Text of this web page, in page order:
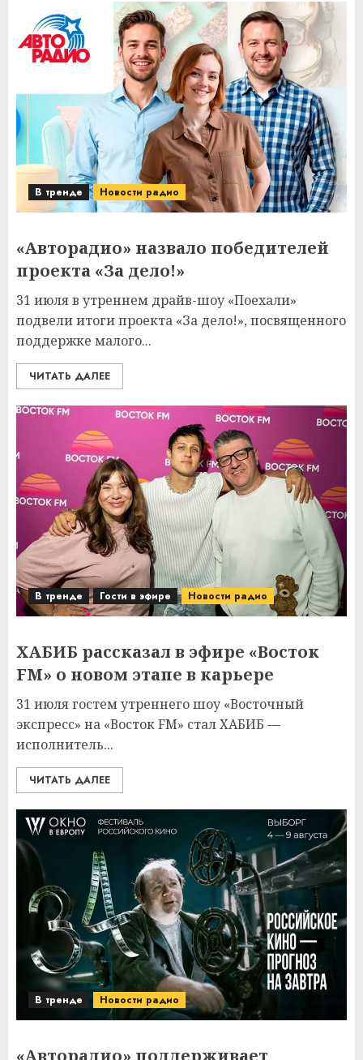
В тренде Новости радио
«Авторадио» назвало победителей
проекта «За дело!»
31 июля в утреннем драйв-шоу «Поехали»
подвели итоги проекта «За дело!», посвященного
поддержке малого...
ЧИТАТЬ ДАЛЕЕ
В тренде Гости в эфире Новости радио
ХАБИБ рассказал в эфире «Восток
FM» о новом этапе в карьере
31 июля гостем утреннего шоу «Восточный
экспресс» на «Восток FM» стал ХАБИБ —
исполнитель...
ЧИТАТЬ ДАЛЕЕ
В тренде Новости радио
«Авторадио» поддерживает